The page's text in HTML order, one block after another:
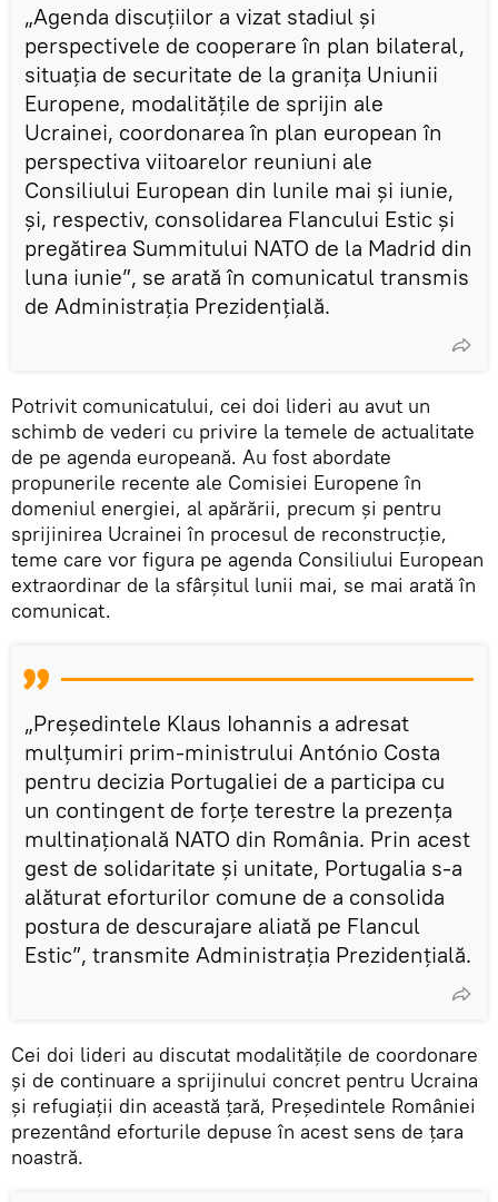
„Agenda discuțiilor a vizat stadiul și
perspectivele de cooperare în plan bilateral,
situația de securitate de la granița Uniunii
Europene, modalitățile de sprijin ale
Ucrainei, coordonarea în plan european în
perspectiva viitoarelor reuniuni ale
Consiliului European din lunile mai și iunie,
și, respectiv, consolidarea Flancului Estic și
pregătirea Summitului NATO de la Madrid din
luna iunie”, se arată în comunicatul transmis
de Administrația Prezidențială.
Potrivit comunicatului, cei doi lideri au avut un
schimb de vederi cu privire la temele de actualitate
de pe agenda europeană. Au fost abordate
propunerile recente ale Comisiei Europene în
domeniul energiei, al apărării, precum și pentru
sprijinirea Ucrainei în procesul de reconstrucție,
teme care vor figura pe agenda Consiliului European
extraordinar de la sfârșitul lunii mai, se mai arată în
comunicat.
„Președintele Klaus Iohannis a adresat
mulțumiri prim-ministrului António Costa
pentru decizia Portugaliei de a participa cu
un contingent de forțe terestre la prezența
multinațională NATO din România. Prin acest
gest de solidaritate și unitate, Portugalia s-a
alăturat eforturilor comune de a consolida
postura de descurajare aliată pe Flancul
Estic”, transmite Administrația Prezidențială.
Cei doi lideri au discutat modalitățile de coordonare
și de continuare a sprijinului concret pentru Ucraina
și refugiații din această țară, Președintele României
prezentând eforturile depuse în acest sens de țara
noastră.